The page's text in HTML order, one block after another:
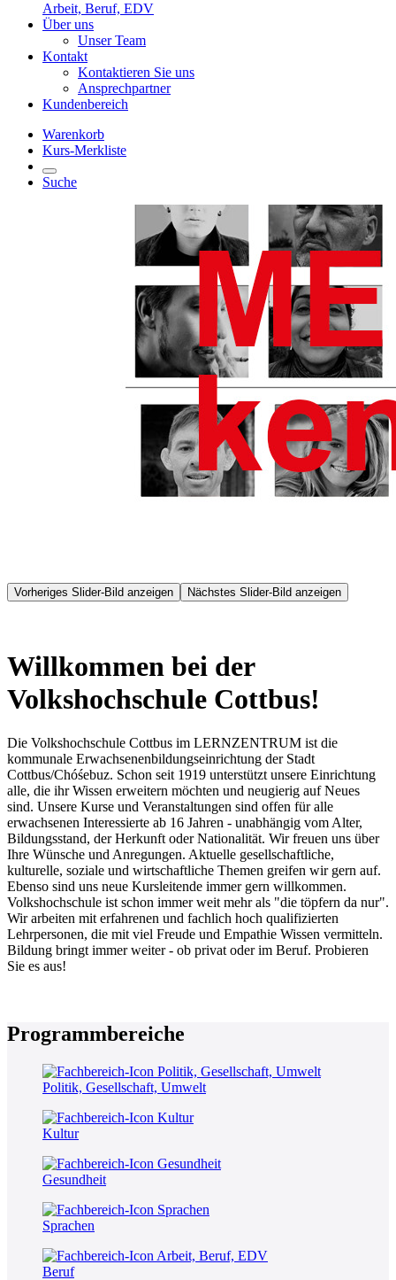
Arbeit, Beruf, EDV
Über uns
Unser Team
Kontakt
Kontaktieren Sie uns
Ansprechpartner
Kundenbereich
Warenkorb
Kurs-Merkliste
Suche
Vorheriges Slider-Bild anzeigen Nächstes Slider-Bild anzeigen
Willkommen bei der
Volkshochschule Cottbus!
Die Volkshochschule Cottbus im LERNZENTRUM ist die
kommunale Erwachsenenbildungseinrichtung der Stadt
Cottbus/Chóśebuz. Schon seit 1919 unterstützt unsere Einrichtung
alle, die ihr Wissen erweitern möchten und neugierig auf Neues
sind. Unsere Kurse und Veranstaltungen sind offen für alle
erwachsenen Interessierte ab 16 Jahren - unabhängig vom Alter,
Bildungsstand, der Herkunft oder Nationalität. Wir freuen uns über
Ihre Wünsche und Anregungen. Aktuelle gesellschaftliche,
kulturelle, soziale und wirtschaftliche Themen greifen wir gern auf.
Ebenso sind uns neue Kursleitende immer gern willkommen.
Volkshochschule ist schon immer weit mehr als "die töpfern da nur".
Wir arbeiten mit erfahrenen und fachlich hoch qualifizierten
Lehrpersonen, die mit viel Freude und Empathie Wissen vermitteln.
Bildung bringt immer weiter - ob privat oder im Beruf. Probieren
Sie es aus!
Programmbereiche
Politik, Gesellschaft, Umwelt
Kultur
Gesundheit
Sprachen
Beruf